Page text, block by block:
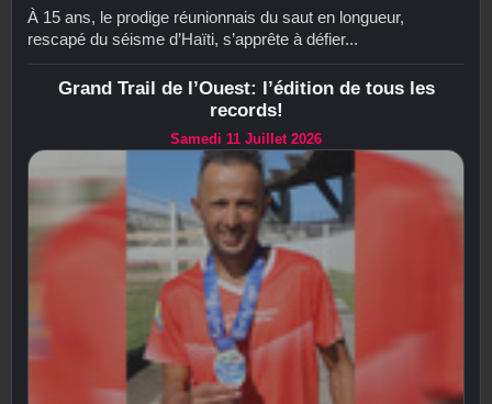
À 15 ans, le prodige réunionnais du saut en longueur,
rescapé du séisme d’Haïti, s’apprête à défier...
Grand Trail de l’Ouest: l’édition de tous les
records!
Samedi 11 Juillet 2026